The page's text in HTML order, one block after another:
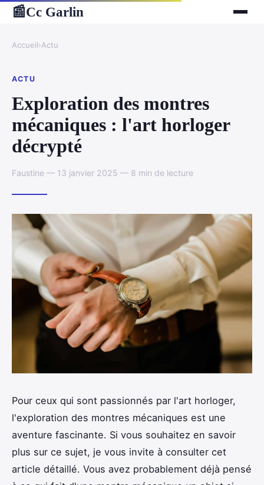
📰Cc Garlin
Accueil›Actu
ACTU
Exploration des montres
mécaniques : l'art horloger
décrypté
Faustine — 13 janvier 2025 — 8 min de lecture
Pour ceux qui sont passionnés par l'art horloger,
l'exploration des montres mécaniques est une
aventure fascinante. Si vous souhaitez en savoir
plus sur ce sujet, je vous invite à consulter cet
article détaillé. Vous avez probablement déjà pensé